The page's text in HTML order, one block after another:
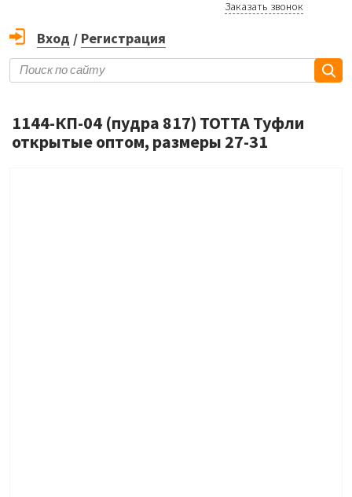
Заказать звонок
Вход / Регистрация
1144-КП-04 (пудра 817) ТОТТА Туфли
открытые оптом, размеры 27-31